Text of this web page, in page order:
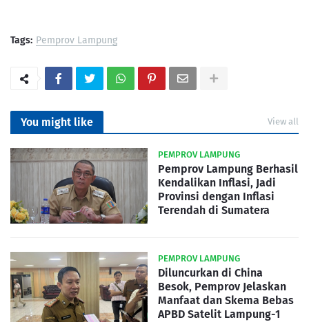
Tags: Pemprov Lampung
You might like View all
PEMPROV LAMPUNG
Pemprov Lampung Berhasil
Kendalikan Inflasi, Jadi
Provinsi dengan Inflasi
Terendah di Sumatera
PEMPROV LAMPUNG
Diluncurkan di China
Besok, Pemprov Jelaskan
Manfaat dan Skema Bebas
APBD Satelit Lampung-1